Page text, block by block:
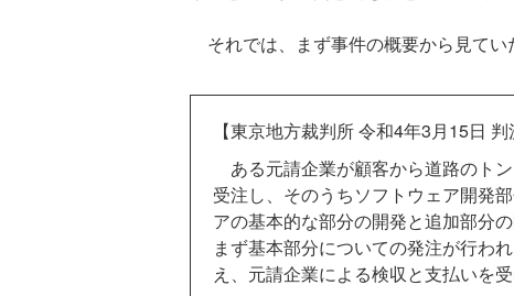
それでは、まず事件の概要から見てい
【東京地方裁判所 令和4年3月15日 判
ある元請企業が顧客から道路のト
受注し、そのうちソフトウェア開発
アの基本的な部分の開発と追加部分
まず基本部分についての発注が行わ
え、元請企業による検収と支払いを受